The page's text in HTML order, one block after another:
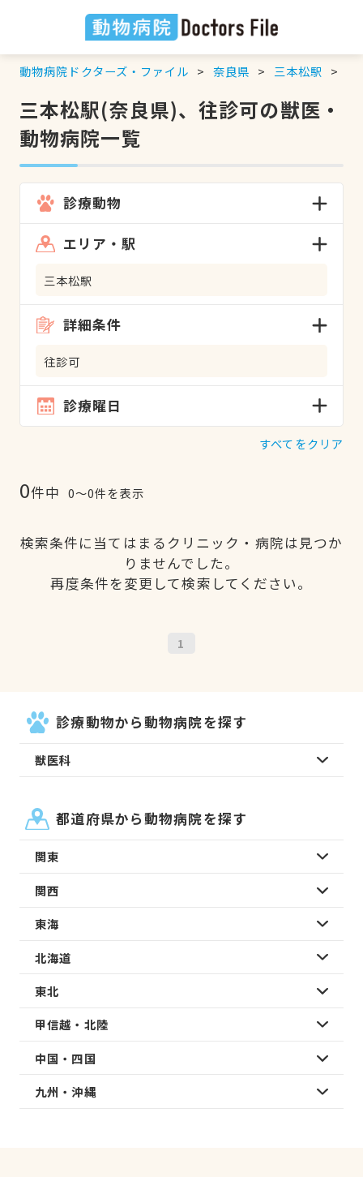
動物病院ドクターズ・ファイル 奈良県 三本松駅
三本松駅(奈良県)、往診可の獣医・
動物病院一覧
診療動物
エリア・駅
三本松駅
詳細条件
往診可
診療曜日
すべてをクリア
0件中 0〜0件を表示
検索条件に当てはまるクリニック・病院は見つか
りませんでした。
再度条件を変更して検索してください。
1
診療動物から動物病院を探す
獣医科
都道府県から動物病院を探す
関東
関西
東海
北海道
東北
甲信越・北陸
中国・四国
九州・沖縄